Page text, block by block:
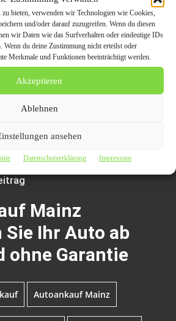
bieten, verwenden wir Technologien wie Cookies,
und/oder darauf zuzugreifen. Wenn du diesen
wir Daten wie das Surfverhalten oder eindeutige IDs
Wenn du deine Zustimmung nicht erteilst oder
Merkmale und Funktionen beeinträchtigt werden.
Akzeptieren
Ablehnen
ansehen
Datenschutzerklärung Impressum
weitere Pressemeldung überAutoankauf Mainz
Mainz erkaufen Sie Ihr Auto ab
erschien zuerst auf
Automobilbranche
Mainz
Ihr Auto ab
ohne Garantie
Autoankauf Mainz